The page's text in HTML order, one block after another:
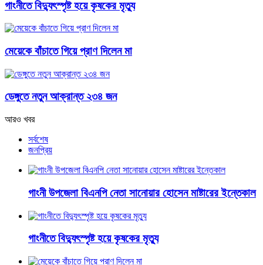
গাংনীতে বিদ্যুৎস্পৃষ্ট হয়ে কৃষকের মৃত্যু
মেয়েকে বাঁচাতে গিয়ে প্রাণ দিলেন মা
ডেঙ্গুতে নতুন আক্রান্ত ২৩৪ জন
আরও খবর
সর্বশেষ
জনপ্রিয়
গাংনী উপজেলা বিএনপি নেতা সানোয়ার হোসেন মাষ্টারের ইন্তেকাল
গাংনীতে বিদ্যুৎস্পৃষ্ট হয়ে কৃষকের মৃত্যু